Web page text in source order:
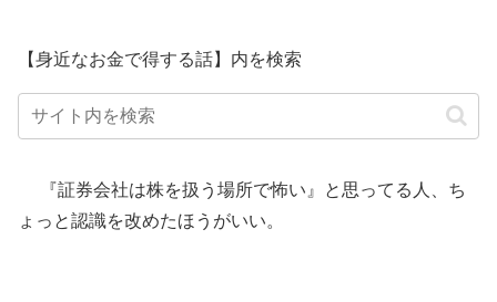
【身近なお金で得する話】内を検索
『証券会社は株を扱う場所で怖い』と思ってる人、ち
ょっと認識を改めたほうがいい。